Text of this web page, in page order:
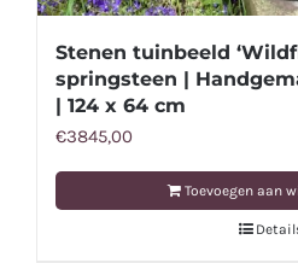
Stenen tuinbeeld
springsteen |
| 124 x 64 cm
€3845,00
Toevoegen aan